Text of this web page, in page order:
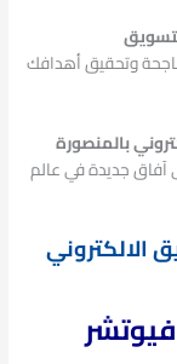
وتحقيق أهدافك
بالمنصورة
جديدة في عالم
الالكتروني